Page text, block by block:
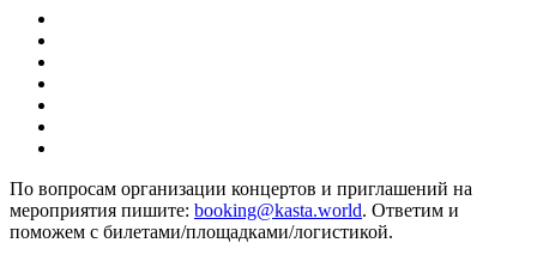
По вопросам организации концертов и приглашений на
мероприятия пишите: booking@kasta.world. Ответим и
поможем с билетами/площадками/логистикой.